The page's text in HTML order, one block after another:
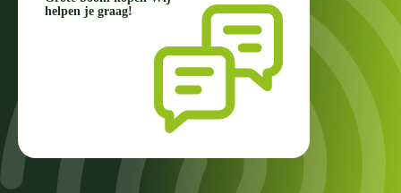
helpen je graag!